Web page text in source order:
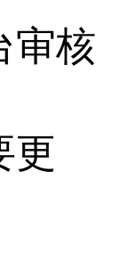
审核
更